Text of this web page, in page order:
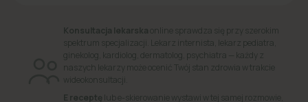
Konsultacja lekarskaonline sprawdza się przy szerokim
spektrum specjalizacji. Lekarz internista, lekarz pediatra,
ginekolog, kardiolog, dermatolog, psychiatra — każdy z
naszych lekarzy może ocenić Twój stan zdrowia w trakcie
wideokonsultacji.
E receptę lub e-skierowanie wystawi w tej samej rozmowie,